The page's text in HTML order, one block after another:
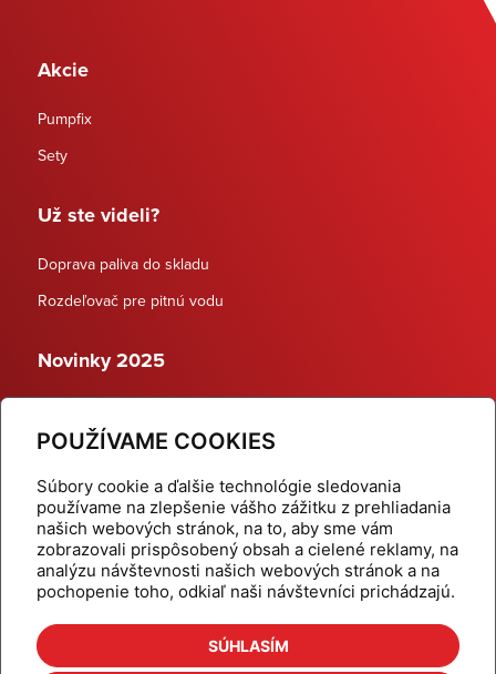
POUŽÍVAME COOKIES
Súbory cookie a ďalšie technológie sledovania
používame na zlepšenie vášho zážitku z prehliadania
našich webových stránok, na to, aby sme vám
zobrazovali prispôsobený obsah a cielené reklamy, na
analýzu návštevnosti našich webových stránok a na
pochopenie toho, odkiaľ naši návštevníci prichádzajú.
SÚHLASÍM
Akcie
Pumpfix
Sety
Už ste videli?
Doprava paliva do skladu
Rozdeľovač pre pitnú vodu
Novinky 2025
Dynamické termostatické ventily
Domov
Produkty
Aktuality
Odber šikovné tipy
Kalkulačky
Cenníky
Na stiahnutie
Referencie